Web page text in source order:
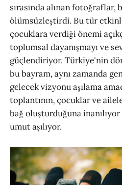
sırasında alınan fotoğraflar,
ölümsüzleştirdi. Bu tür
çocuklara verdiği önemi
toplumsal dayanışmayı ve
güçlendiriyor. Türkiye'nin
bu bayram, aynı zamanda
gelecek vizyonu aşılama
toplantının, çocuklar ve
bağ oluşturduğuna
umut aşılıyor.